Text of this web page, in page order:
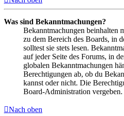
Was sind Bekanntmachungen?
Bekanntmachungen beinhalten
zu dem Bereich des Boards, in
solltest sie stets lesen.
auf jeder Seite des Forums, in
globalen Bekanntmachungen
Berechtigungen ab, ob du
kannst oder nicht. Die
Board-Administration vergeben.
Nach oben